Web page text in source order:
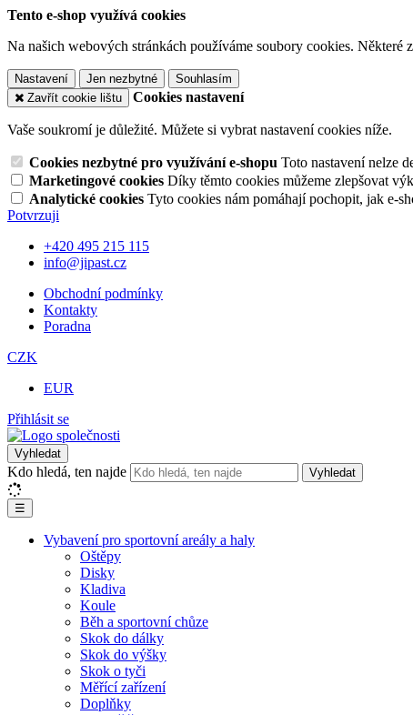
Tento e-shop využívá cookies
Na našich webových stránkách používáme soubory cookies.
Nastavení Jen nezbytné
Souhlasím
Zavřít cookie lištu
Cookies nastavení
Vaše soukromí je důležité. Můžete si vybrat nastavení cookies níže.
Cookies nezbytné pro využívání e-shopu Toto nastavení nelze
Marketingové cookies Díky těmto cookies můžeme zlepšovat
Analytické cookies Tyto cookies nám pomáhají pochopit, jak e-
Potvrzuji
+420 495 215 115
info@jipast.cz
Obchodní podmínky
Kontakty
Poradna
CZK
EUR
Přihlásit se
Vyhledat
Kdo hledá, ten najde Vyhledat
☰
Vybavení pro sportovní areály a haly
Oštěpy
Disky
Kladiva
Koule
Běh a sportovní chůze
Skok do dálky
Skok do výšky
Skok o tyči
Měřící zařízení
Doplňky